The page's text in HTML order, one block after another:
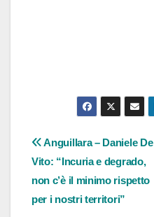
Navigazione
articoli
Anguillara – Daniele De
Vito: “Incuria e degrado,
non c’è il minimo rispetto
per i nostri territori”